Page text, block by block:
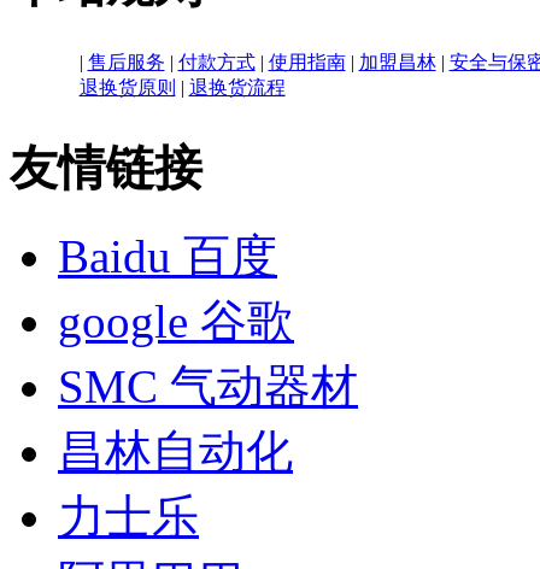
| 售后服务 | 付款方式| 使用指南| 加盟昌林| 安全与保
退换货原则 | 退换货流程
友情链接
Baidu 百度
google 谷歌
SMC 气动器材
昌林自动化
力士乐